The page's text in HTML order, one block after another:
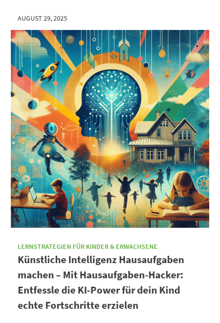
AUGUST 29, 2025
LERNSTRATEGIEN FÜR KINDER & ERWACHSENE
Künstliche Intelligenz Hausaufgaben
machen – Mit Hausaufgaben-Hacker:
Entfessle die KI-Power für dein Kind
echte Fortschritte erzielen